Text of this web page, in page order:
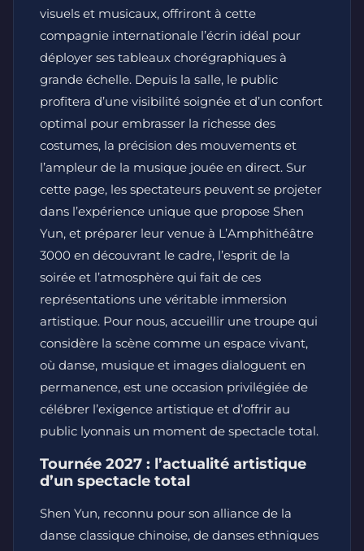
visuels et musicaux, offriront à cette
compagnie internationale l’écrin idéal pour
déployer ses tableaux chorégraphiques à
grande échelle. Depuis la salle, le public
profitera d’une visibilité soignée et d’un confort
optimal pour embrasser la richesse des
costumes, la précision des mouvements et
l’ampleur de la musique jouée en direct. Sur
cette page, les spectateurs peuvent se projeter
dans l’expérience unique que propose Shen
Yun, et préparer leur venue à L’Amphithéâtre
3000 en découvrant le cadre, l’esprit de la
soirée et l’atmosphère qui fait de ces
représentations une véritable immersion
artistique. Pour nous, accueillir une troupe qui
considère la scène comme un espace vivant,
où danse, musique et images dialoguent en
permanence, est une occasion privilégiée de
célébrer l’exigence artistique et d’offrir au
public lyonnais un moment de spectacle total.
Tournée 2027 : l’actualité artistique
d’un spectacle total
Shen Yun, reconnu pour son alliance de la
danse classique chinoise, de danses ethniques